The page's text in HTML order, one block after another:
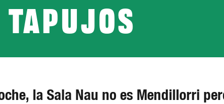
tapujos
la Sala Nau no es Mendillorri